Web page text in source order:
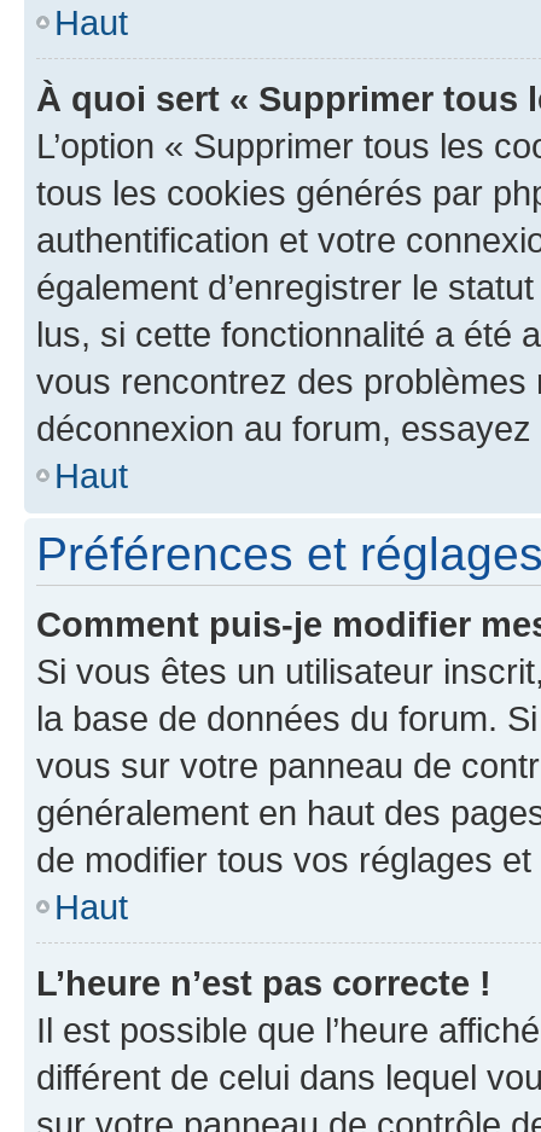
Haut
À quoi sert « Supprimer tous
L’option « Supprimer tous les
tous les cookies générés par
authentification et votre
également d’enregistrer le
lus, si cette fonctionnalité a été
vous rencontrez des
déconnexion au forum,
Haut
Préférences et
Comment puis-je modifier
Si vous êtes un utilisateur
la base de données du forum.
vous sur votre panneau de
généralement en haut des
de modifier tous vos réglages
Haut
L’heure n’est pas correcte !
Il est possible que l’heure
différent de celui dans lequel
sur votre panneau de contrôle